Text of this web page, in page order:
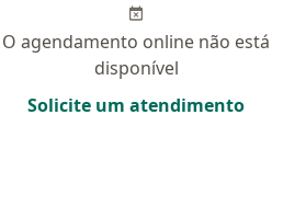
O agendamento online não está
disponível
Solicite um atendimento